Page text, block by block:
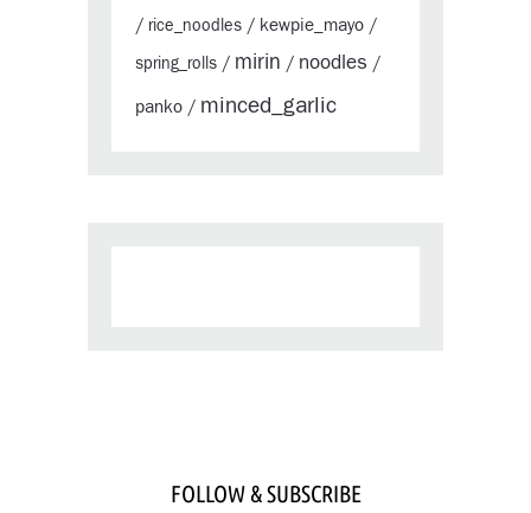
/ rice_noodles / kewpie_mayo /
spring_rolls / mirin / noodles /
panko / minced_garlic
FOLLOW & SUBSCRIBE